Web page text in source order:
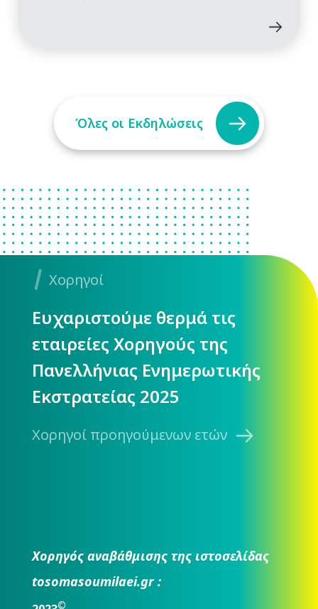
Όλες οι Εκδηλώσεις
Χορηγοί
Ευχαριστούμε θερμά τις
εταιρείες Χορηγούς της
Πανελλήνιας Ενημερωτικής
Εκστρατείας 2025
Χορηγοί προηγούμενων ετών
Χορηγός αναβάθμισης της ιστοσελίδας
tosomasoumilaei.gr :
©